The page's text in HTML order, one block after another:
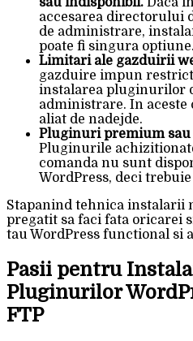
accesarea directorului
de administrare,
poate fi singura optiune.
Limitari ale gazduirii
gazduire impun
instalarea pluginurilor
administrare. In aceste
aliat de nadejde.
Pluginuri premium sau
Pluginurile
comanda nu sunt
WordPress, deci
Stapanind tehnica instalarii
pregatit sa faci fata oricarei
tau WordPress functional si
Pasii pentru
Pluginurilor
FTP